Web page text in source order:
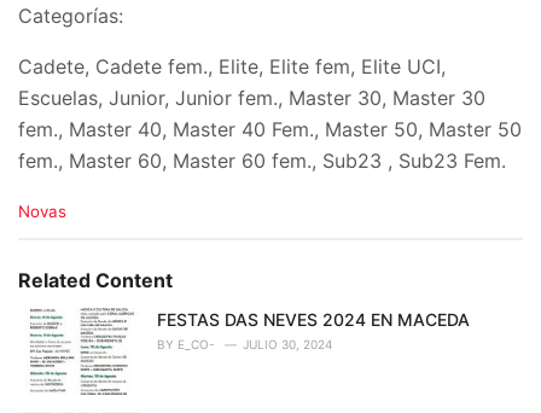
Categorías:
Cadete, Cadete fem., Elite, Elite fem, Elite UCI,
Escuelas, Junior, Junior fem., Master 30, Master 30
fem., Master 40, Master 40 Fem., Master 50, Master 50
fem., Master 60, Master 60 fem., Sub23 , Sub23 Fem.
C
e
Novas
Related Content
FESTAS DAS NEVES 2024 EN MACEDA
BY E_CO- JULIO 30, 2024